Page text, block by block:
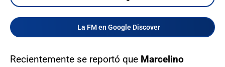
La FM en Google Discover
Recientemente se reportó que Marcelino